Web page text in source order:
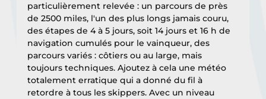
particulièrement relevée : un parcours de près
de 2500 miles, l'un des plus longs jamais couru,
des étapes de 4 à 5 jours, soit 14 jours et 16 h de
navigation cumulés pour le vainqueur, des
parcours variés : côtiers ou au large, mais
toujours techniques. Ajoutez à cela une météo
totalement erratique qui a donné du fil à
retordre à tous les skippers. Avec un niveau